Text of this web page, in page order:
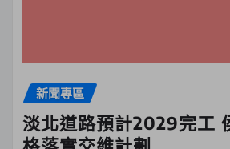
新聞專區
淡北道路預計2029完工